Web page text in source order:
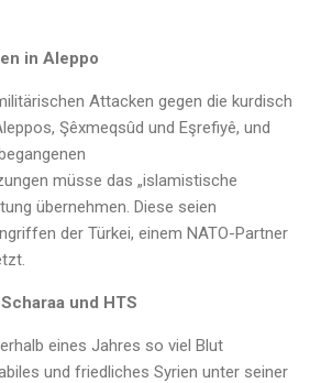
in Aleppo
Attacken gegen die kurdisch
Şêxmeqsûd und Eşrefiyê, und
müsse das „islamistische
übernehmen. Diese seien
der Türkei, einem NATO-Partner
und HTS
eines Jahres so viel Blut
und friedliches Syrien unter seiner